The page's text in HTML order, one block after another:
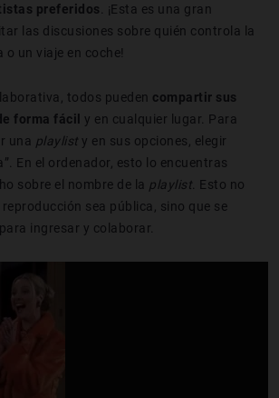
preferidos . ¡Esta es una gran
las discusiones sobre quién controla la
o un viaje en coche!
todos pueden compartir sus
forma fácil y en cualquier lugar. Para
una playlist y en sus opciones, elegir
En el ordenador, esto lo encuentras
sobre el nombre de la playlist . Esto no
sea pública, sino que se
ingresar y colaborar.